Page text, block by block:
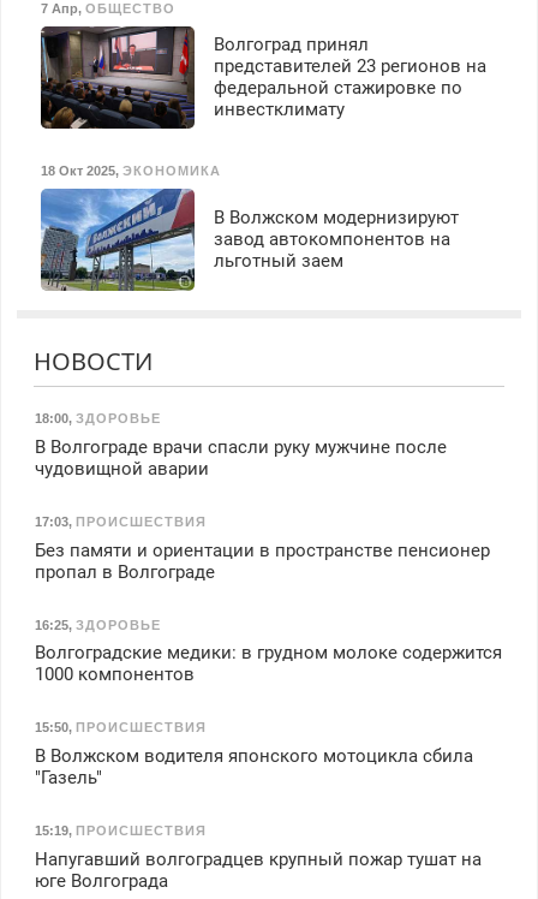
7 Апр, ОБЩЕСТВО
Волгоград принял
представителей 23 регионов на
федеральной стажировке по
инвестклимату
18 Окт 2025, ЭКОНОМИКА
В Волжском модернизируют
завод автокомпонентов на
льготный заем
НОВОСТИ
18:00, ЗДОРОВЬЕ
В Волгограде врачи спасли руку мужчине после
чудовищной аварии
17:03, ПРОИСШЕСТВИЯ
Без памяти и ориентации в пространстве пенсионер
пропал в Волгограде
16:25, ЗДОРОВЬЕ
Волгоградские медики: в грудном молоке содержится
1000 компонентов
15:50, ПРОИСШЕСТВИЯ
В Волжском водителя японского мотоцикла сбила
"Газель"
15:19, ПРОИСШЕСТВИЯ
Напугавший волгоградцев крупный пожар тушат на
юге Волгограда